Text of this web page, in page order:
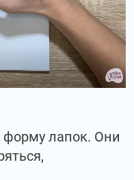
лапок. Они